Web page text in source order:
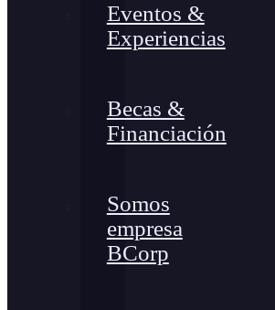
Eventos &
Experiencias
Becas &
Financiación
Somos
empresa
BCorp